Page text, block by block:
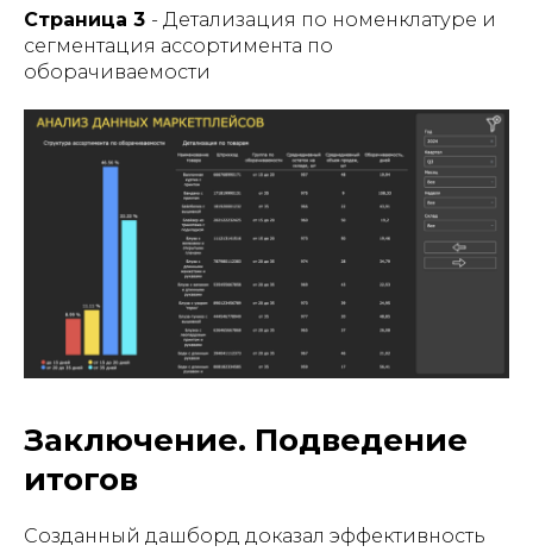
Страница 3 - Детализация по номенклатуре и
сегментация ассортимента по
оборачиваемости
Заключение. Подведение
итогов
Созданный дашборд доказал эффективность